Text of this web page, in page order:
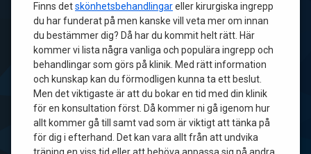
Finns detskönhetsbehandlingareller kirurgiska ingrepp
du har funderat på men kanske vill veta mer om innan
du bestämmer dig? Då har du kommit helt rätt. Här
kommer vi lista några vanliga och populära ingrepp och
behandlingar som görs på klinik. Med rätt information
och kunskap kan du förmodligen kunna ta ett beslut.
Men det viktigaste är att du bokar en tid med din klinik
för en konsultation först. Då kommer ni gå igenom hur
allt kommer gå till samt vad som är viktigt att tänka på
för dig i efterhand. Det kan vara allt från att undvika